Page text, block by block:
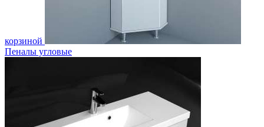
корзиной
Пеналы угловые